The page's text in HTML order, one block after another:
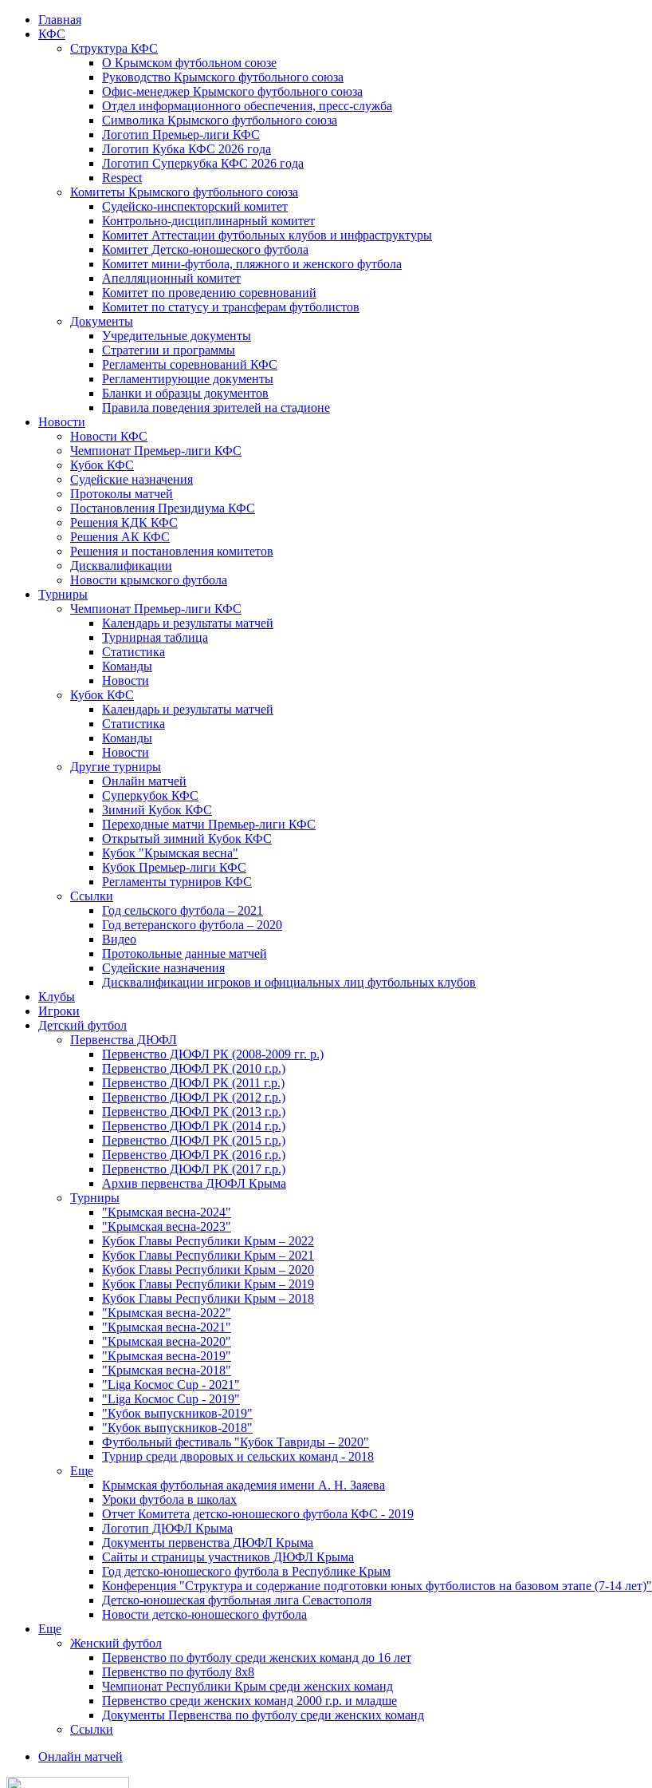
Главная
КФС
Структура КФС
О Крымском футбольном союзе
Руководство Крымского футбольного союза
Офис-менеджер Крымского футбольного союза
Отдел информационного обеспечения, пресс-служба
Символика Крымского футбольного союза
Логотип Премьер-лиги КФС
Логотип Кубка КФС 2026 года
Логотип Суперкубка КФС 2026 года
Respect
Комитеты Крымского футбольного союза
Судейско-инспекторский комитет
Контрольно-дисциплинарный комитет
Комитет Аттестации футбольных клубов и инфраструктуры
Комитет Детско-юношеского футбола
Комитет мини-футбола, пляжного и женского футбола
Апелляционный комитет
Комитет по проведению соревнований
Комитет по статусу и трансферам футболистов
Документы
Учредительные документы
Стратегии и программы
Регламенты соревнований КФС
Регламентирующие документы
Бланки и образцы документов
Правила поведения зрителей на стадионе
Новости
Новости КФС
Чемпионат Премьер-лиги КФС
Кубок КФС
Судейские назначения
Протоколы матчей
Постановления Президиума КФС
Решения КДК КФС
Решения АК КФС
Решения и постановления комитетов
Дисквалификации
Новости крымского футбола
Турниры
Чемпионат Премьер-лиги КФС
Календарь и результаты матчей
Турнирная таблица
Статистика
Команды
Новости
Кубок КФС
Календарь и результаты матчей
Статистика
Команды
Новости
Другие турниры
Онлайн матчей
Суперкубок КФС
Зимний Кубок КФС
Переходные матчи Премьер-лиги КФС
Открытый зимний Кубок КФС
Кубок "Крымская весна"
Кубок Премьер-лиги КФС
Регламенты турниров КФС
Ссылки
Год сельского футбола – 2021
Год ветеранского футбола – 2020
Видео
Протокольные данные матчей
Судейские назначения
Дисквалификации игроков и официальных лиц футбольных клубов
Клубы
Игроки
Детский футбол
Первенства ДЮФЛ
Первенство ДЮФЛ РК (2008-2009 гг. р.)
Первенство ДЮФЛ РК (2010 г.р.)
Первенство ДЮФЛ РК (2011 г.р.)
Первенство ДЮФЛ РК (2012 г.р.)
Первенство ДЮФЛ РК (2013 г.р.)
Первенство ДЮФЛ РК (2014 г.р.)
Первенство ДЮФЛ РК (2015 г.р.)
Первенство ДЮФЛ РК (2016 г.р.)
Первенство ДЮФЛ РК (2017 г.р.)
Архив первенства ДЮФЛ Крыма
Турниры
"Крымская весна-2024"
"Крымская весна-2023"
Кубок Главы Республики Крым – 2022
Кубок Главы Республики Крым – 2021
Кубок Главы Республики Крым – 2020
Кубок Главы Республики Крым – 2019
Кубок Главы Республики Крым – 2018
"Крымская весна-2022"
"Крымская весна-2021"
"Крымская весна-2020"
"Крымская весна-2019"
"Крымская весна-2018"
"Liga Космос Cup - 2021"
"Liga Космос Cup - 2019"
"Кубок выпускников-2019"
"Кубок выпускников-2018"
Футбольный фестиваль "Кубок Тавриды – 2020"
Турнир среди дворовых и сельских команд - 2018
Еще
Крымская футбольная академия имени А. Н. Заяева
Уроки футбола в школах
Отчет Комитета детско-юношеского футбола КФС - 2019
Логотип ДЮФЛ Крыма
Документы первенства ДЮФЛ Крыма
Сайты и страницы участников ДЮФЛ Крыма
Год детско-юношеского футбола в Республике Крым
Конференция "Структура и содержание подготовки юных футболистов на базовом этапе (7-14 лет)"
Детско-юношеская футбольная лига Севастополя
Новости детско-юношеского футбола
Еще
Женский футбол
Первенство по футболу среди женских команд до 16 лет
Первенство по футболу 8х8
Чемпионат Республики Крым среди женских команд
Первенство среди женских команд 2000 г.р. и младше
Документы Первенства по футболу среди женских команд
Ссылки
Онлайн матчей